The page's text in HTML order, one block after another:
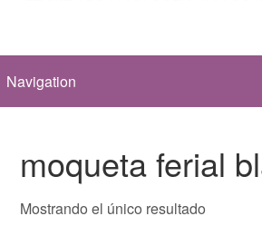
moqueta ferial
Mostrando el único resultado